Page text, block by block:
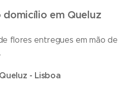
domicílio em Queluz
flores entregues em mão de
- Lisboa